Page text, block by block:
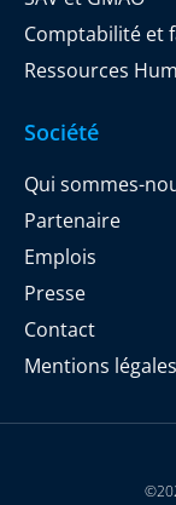
Comptabilité et
Ressources
Société
Qui sommes-
Partenaire
Emplois
Presse
Contact
Mentions légales